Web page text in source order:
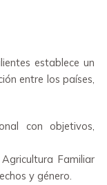
establece un
entre los países,
con objetivos,
Familiar
y género.